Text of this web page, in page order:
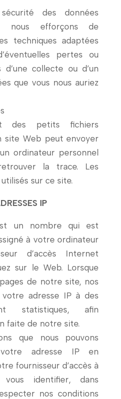
des données
nous efforçons de
techniques adaptées
pertes ou
collecte ou d’un
que vous nous auriez
des petits fichiers
site Web peut envoyer
ordinateur personnel
la trace. Les
sur ce site.
IP
un nombre qui est
à votre ordinateur
d’accès Internet
sur le Web. Lorsque
de notre site, nos
adresse IP à des
statistiques, afin
faite de notre site.
que nous pouvons
adresse IP en
fournisseur d’accès à
identifier, dans
nos conditions